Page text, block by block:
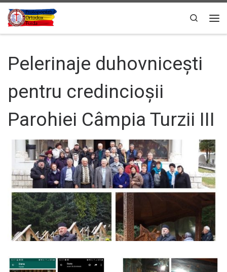
Sari la conținut
Search
Pelerinaje duhovnicești
pentru credincioșii
Parohiei Câmpia Turzii III